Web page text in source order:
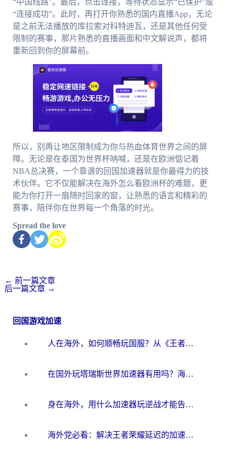
“中国线路”。最后，点击连接，等待状态显示“已保护”或
“连接成功”。此时，再打开你熟悉的国内直播App，无论
是之前无法播放的库拉索对科特迪瓦，还是其他任何受
限制的赛事，那片熟悉的直播画面和中文解说声，都将
重新回到你的屏幕前。
所以，别再让地区限制成为你与热血体育世界之间的屏
障。无论是在泰国为世界杯呐喊，还是在欧洲惦记着
NBA总决赛，一个靠谱的回国加速器就是你最得力的技
术伙伴。它不仅能解决在海外怎么看欧洲杯的难题，更
能为你打开一扇随时回家的窗，让熟悉的语言和精彩的
赛事，陪伴你在世界每一个角落的时光。
Spread the love
← 前一篇文章
后一篇文章 →
回国游戏加速
人在海外，如何顺畅玩国服？从《王者荣耀》到《云图计划》的加速器终极指南
在国外玩塔瑞斯世界加速器有用吗？海外玩家亲测后的真实答案
身在海外，用什么加速器玩逆战才能告别延迟？
海外党必看：解决王者荣耀延迟的加速器终极指南——从EVE到猫和老鼠，一个工具全搞定